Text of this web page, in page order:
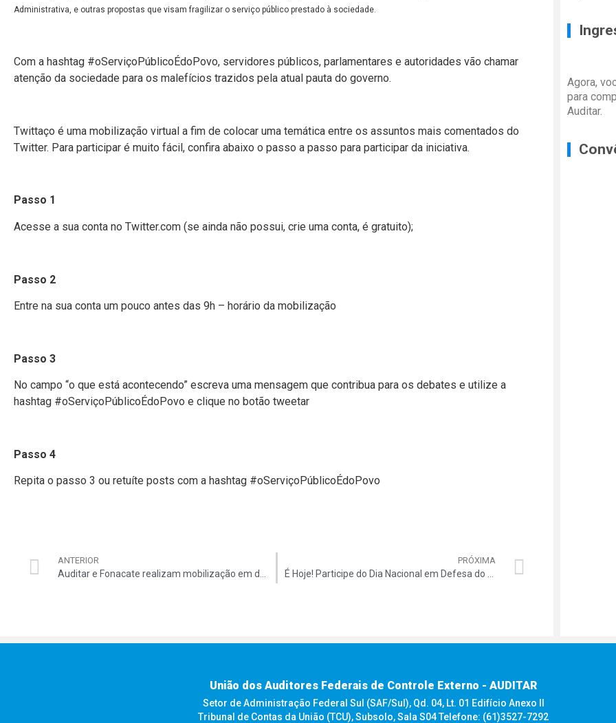
Administrativa, e outras propostas que visam fragilizar o serviço público prestado à sociedade.
Com a hashtag #oServiçoPúblicoÉdoPovo, servidores públicos, parlamentares e autoridades vão chamar
atenção da sociedade para os malefícios trazidos pela atual pauta do governo.
Twittaço é uma mobilização virtual a fim de colocar uma temática entre os assuntos mais comentados do
Twitter. Para participar é muito fácil, confira abaixo o passo a passo para participar da iniciativa.
Passo 1
Acesse a sua conta no Twitter.com (se ainda não possui, crie uma conta, é gratuito);
Passo 2
Entre na sua conta um pouco antes das 9h – horário da mobilização
Passo 3
No campo “o que está acontecendo” escreva uma mensagem que contribua para os debates e utilize a
hashtag #oServiçoPúblicoÉdoPovo e clique no botão tweetar
Passo 4
Repita o passo 3 ou retuíte posts com a hashtag #oServiçoPúblicoÉdoPovo
ANTERIOR
Auditar e Fonacate realizam mobilização em defesa do serviço público e contra a Reforma Administrativa
PRÓXIMA
É Hoje! Participe do Dia Nacional em Defesa do Serviço Público
Agora,
para
Auditar.
União dos Auditores Federais de Controle Externo - AUDITAR
Setor de Administração Federal Sul (SAF/Sul), Qd. 04, Lt. 01 Edifício Anexo II
Tribunal de Contas da União (TCU), Subsolo, Sala S04 Telefone: (61)3527-7292